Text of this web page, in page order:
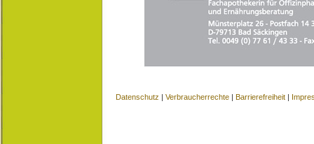
Datenschutz | Verbraucherrechte | Barrierefreiheit |